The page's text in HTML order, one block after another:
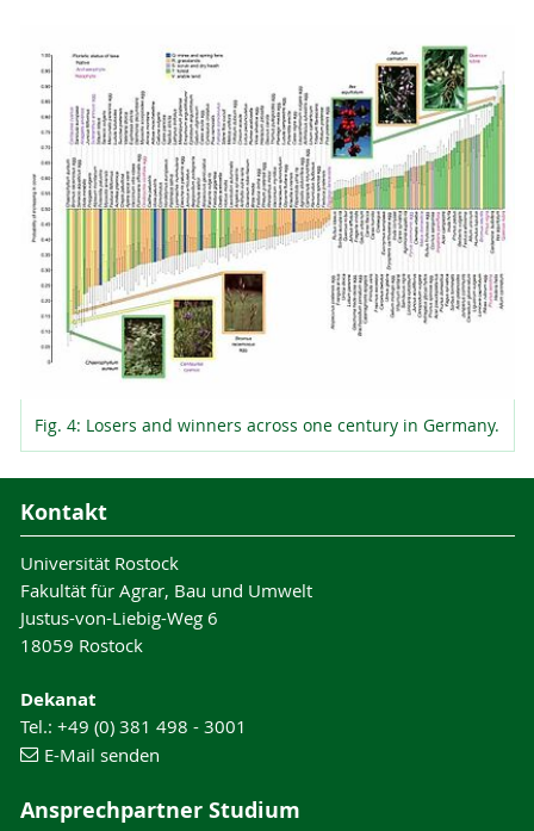
Fig. 4: Losers and winners across one century in Germany.
Kontakt
Universität Rostock
Fakultät für Agrar, Bau und Umwelt
Justus-von-Liebig-Weg 6
18059 Rostock
Dekanat
Tel.: +49 (0) 381 498 - 3001
E-Mail senden
Ansprechpartner Studium